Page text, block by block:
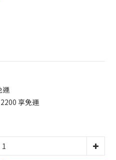
運
享免運